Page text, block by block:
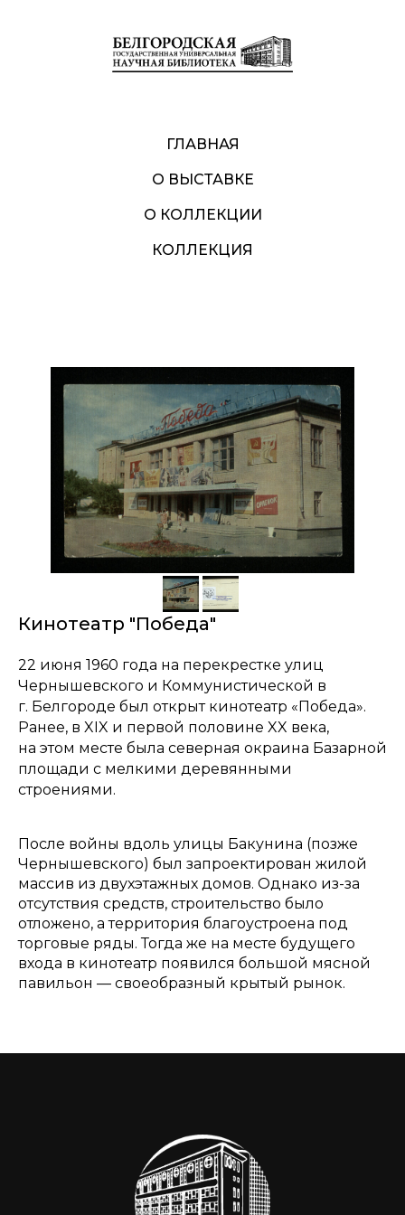
ГЛАВНАЯ
О ВЫСТАВКЕ
О КОЛЛЕКЦИИ
КОЛЛЕКЦИЯ
Кинотеатр "Победа"
22 июня 1960 года на перекрестке улиц
Чернышевского и Коммунистической в
г. Белгороде был открыт кинотеатр «Победа».
Ранее, в XIX и первой половине XX века,
на этом месте была северная окраина Базарной
площади с мелкими деревянными
строениями.
После войны вдоль улицы Бакунина (позже
Чернышевского) был запроектирован жилой
массив из двухэтажных домов. Однако из-за
отсутствия средств, строительство было
отложено, а территория благоустроена под
торговые ряды. Тогда же на месте будущего
входа в кинотеатр появился большой мясной
павильон — своеобразный крытый рынок.